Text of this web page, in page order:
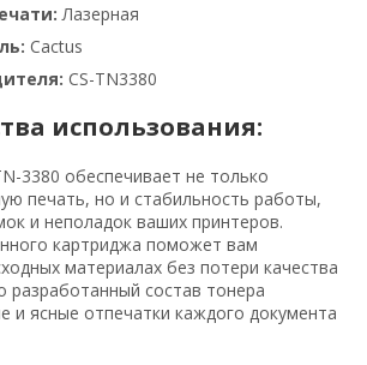
Лазерная
Cactus
CS-TN3380
использования:
3380 обеспечивает не только
печать, но и стабильность работы,
и неполадок ваших принтеров.
картриджа поможет вам
материалах без потери качества
разработанный состав тонера
и ясные отпечатки каждого документа